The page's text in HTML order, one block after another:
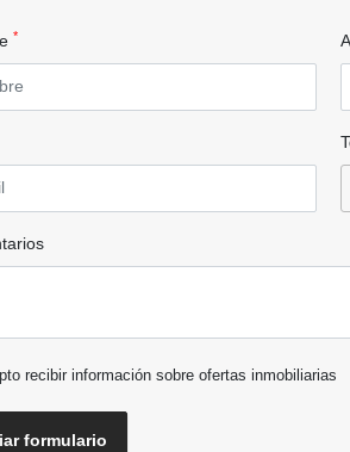
*
recibir información sobre ofertas inmobiliarias
formulario